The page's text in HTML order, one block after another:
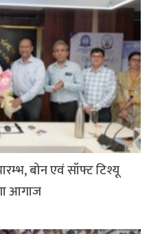
बोन एवं सॉफ्ट टिश्यू
आगाज